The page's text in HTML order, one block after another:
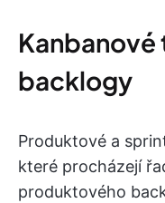
backlogy
Produktové a
které procházejí
produktového